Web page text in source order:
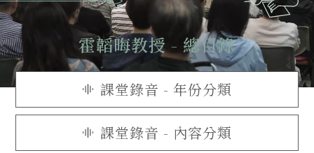
霍韜晦教授 - 總目錄
課堂錄音 - 年份分類
課堂錄音 - 內容分類